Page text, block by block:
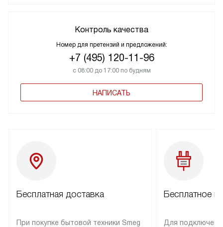
Контроль качества
Номер для претензий и предложений:
+7 (495) 120-11-96
с 08:00 до 17:00 по будням
НАПИСАТЬ
Бесплатная доставка
При покупке бытовой техники Smeg
Бесплатное
Для